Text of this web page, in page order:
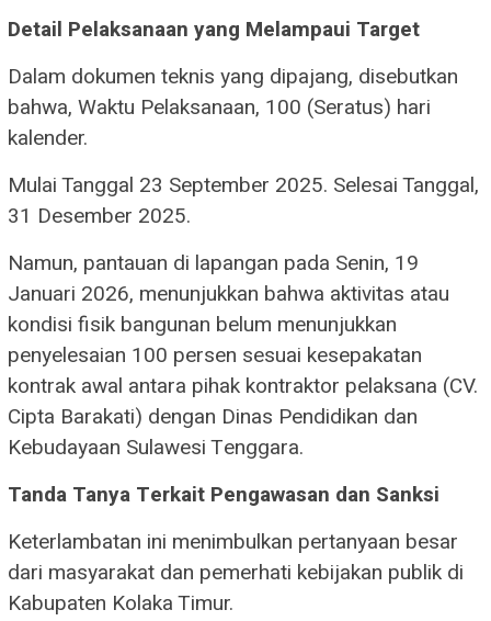
Detail Pelaksanaan yang Melampaui Target
Dalam dokumen teknis yang dipajang, disebutkan
bahwa, Waktu Pelaksanaan, 100 (Seratus) hari
kalender.
Mulai Tanggal 23 September 2025. Selesai Tanggal,
31 Desember 2025.
Namun, pantauan di lapangan pada Senin, 19
Januari 2026, menunjukkan bahwa aktivitas atau
kondisi fisik bangunan belum menunjukkan
penyelesaian 100 persen sesuai kesepakatan
kontrak awal antara pihak kontraktor pelaksana (CV.
Cipta Barakati) dengan Dinas Pendidikan dan
Kebudayaan Sulawesi Tenggara.
Tanda Tanya Terkait Pengawasan dan Sanksi
Keterlambatan ini menimbulkan pertanyaan besar
dari masyarakat dan pemerhati kebijakan publik di
Kabupaten Kolaka Timur.